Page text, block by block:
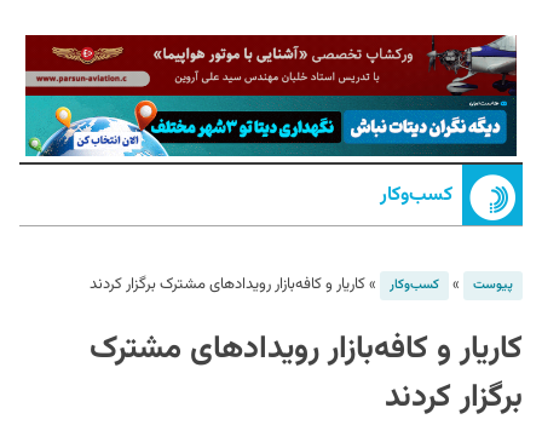
کسب‌و‌کار
پیوست » کسب‌و‌کار »کاریار و کافه‌بازار رویدادهای مشترک برگزار کردند
کاریار و کافه‌بازار رویدادهای مشترک
برگزار کردند